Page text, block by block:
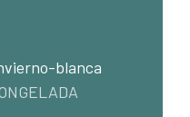
blanca